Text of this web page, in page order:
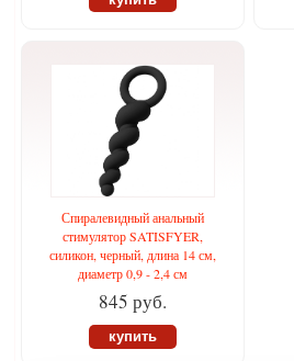
Спиралевидный анальный
стимулятор SATISFYER,
силикон, черный, длина 14 см,
диаметр 0,9 - 2,4 см
845 руб.
купить